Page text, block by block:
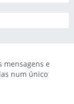
mensagens e
num único